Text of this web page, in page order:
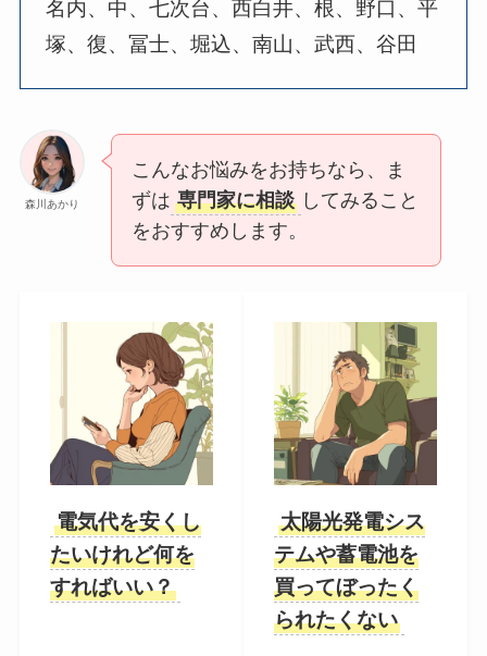
名内、中、七次台、西白井、根、野口、平
塚、復、冨士、堀込、南山、武西、谷田
森川あかり
こんなお悩みをお持ちなら、ま
ずは 専門家に相談 してみること
をおすすめします。
電気代を安くし
たいけれど何を
すればいい？
太陽光発電シス
テムや蓄電池を
買ってぼったく
られたくない